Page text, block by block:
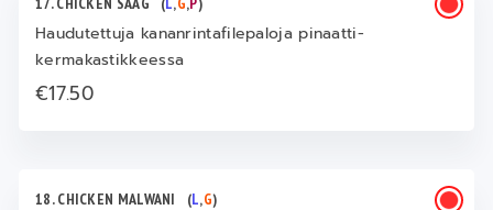
Haudutettuja kananrintafilepaloja pinaatti-
kermakastikkeessa
€17.50
18. CHICKEN MALWANI (L,G)